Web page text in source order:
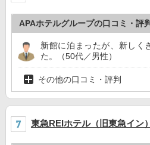
APAホテルグループの口コミ・評判
新館に泊まったが、新しく
た。（50代／男性）
その他の口コミ・評判
東急REIホテル（旧東急イン）